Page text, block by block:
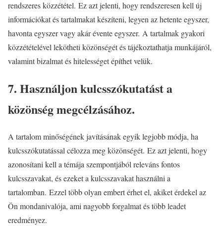
rendszeres közzététel. Ez azt jelenti, hogy rendszeresen kell új
információkat és tartalmakat készíteni, legyen az hetente egyszer,
havonta egyszer vagy akár évente egyszer. A tartalmak gyakori
közzétételével lekötheti közönségét és tájékoztathatja munkájáról,
valamint bizalmat és hitelességet építhet velük.
7. Használjon kulcsszókutatást a
közönség megcélzásához.
A tartalom minőségének javításának egyik legjobb módja, ha
kulcsszókutatással célozza meg közönségét. Ez azt jelenti, hogy
azonosítani kell a témája szempontjából releváns fontos
kulcsszavakat, és ezeket a kulcsszavakat használni a
tartalomban. Ezzel több olyan embert érhet el, akiket érdekel az
Ön mondanivalója, ami nagyobb forgalmat és több leadet
eredményez.